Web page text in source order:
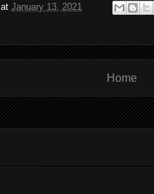
atJanuary 13, 2021
Home